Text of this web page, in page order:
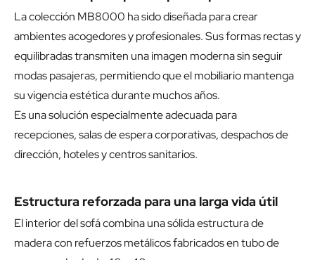
La colección MB8000 ha sido diseñada para crear
ambientes acogedores y profesionales. Sus formas rectas y
equilibradas transmiten una imagen moderna sin seguir
modas pasajeras, permitiendo que el mobiliario mantenga
su vigencia estética durante muchos años.
Es una solución especialmente adecuada para
recepciones, salas de espera corporativas, despachos de
dirección, hoteles y centros sanitarios.
Estructura reforzada para una larga vida útil
El interior del sofá combina una sólida estructura de
madera con refuerzos metálicos fabricados en tubo de